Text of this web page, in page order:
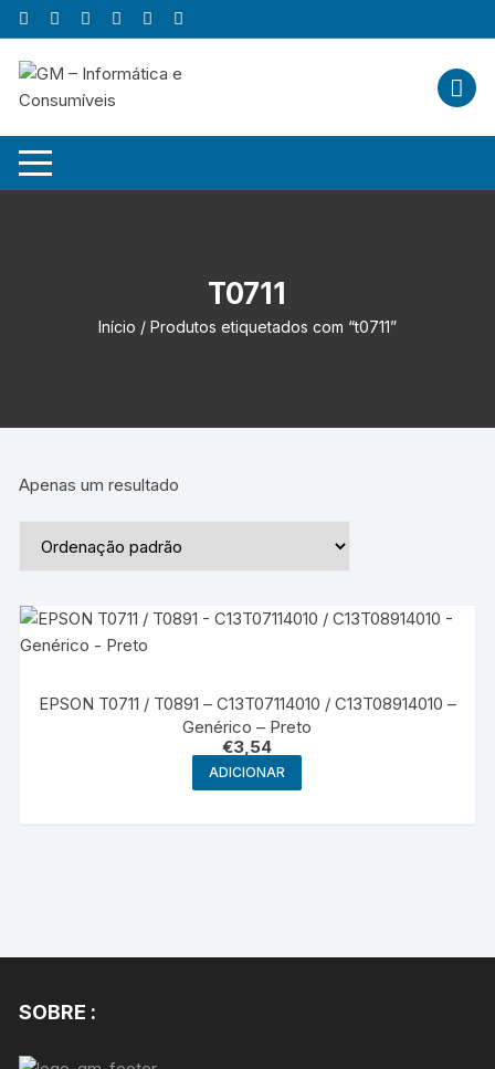
Skip
to
content
T0711
Início / Produtos etiquetados com “t0711”
Apenas um resultado
EPSON T0711 / T0891 – C13T07114010 / C13T08914010 –
Genérico – Preto
€3,54
ADICIONAR
SOBRE :